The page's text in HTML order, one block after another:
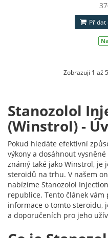
Přidat
Zobrazuji 1 až
Stanozolol
(Winstrol) -
Pokud hledáte efektivní
výkony a dosáhnout
známý také jako Winstrol,
steroidů na trhu. V našem
nabízíme Stanozolol
republice. Tento článek
informace o tomto steroidu,
a doporučeních pro jeho